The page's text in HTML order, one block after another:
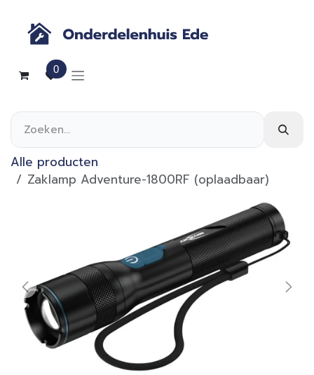
0
Alle producten
Zaklamp Adventure-1800RF (oplaadbaar)